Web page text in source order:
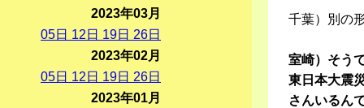
千葉）別の
室崎）そう
東日本大震
さんいるん
2023年03月
05日 12 日 19日 26日
2023年02月
05日 12 日 19日 26日
2023年01月